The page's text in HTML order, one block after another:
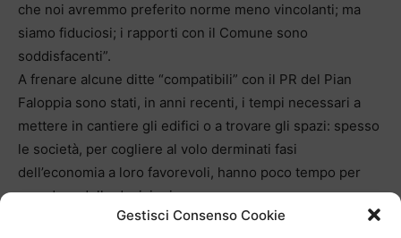
Gestisci Consenso Cookie
che noi avremmo preferito norme meno vincolanti; ma
siamo fiduciosi; i rapporti con il Comune sono
soddisfacenti”.
A frenare alcune ditte “compatibili” con il PR del Pian
Faloppia sono stati, in anni recenti, i tempi necessari a
mettere in cantiere gli edifici o a trovare gli spazi: spesso
le società, per cogliere al volo derminati fasi
dell’economia a loro favorevoli, hanno poco tempo per
prendere delle decisioni.
Poi ci sono le ditte “non compatibili” che se ne sono